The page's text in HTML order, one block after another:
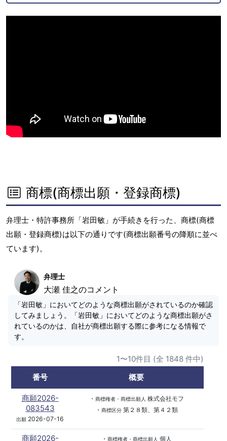
商標(商標出願・登録商標)
弁理士・特許事務所「岩田敏」が手続きを行った、商標(商標
出願・登録商標)は以下の通りです(商標出願番号の降順に並べ
ています)。
弁理士
大瀬 佳之のコメント
「岩田敏」においてどのような商標出願がされているのか確認
してみましょう。「岩田敏」においてどのような商標出願がさ
れているのかは、自社が商標出願する際に参考になる情報で
す。
1〜10件目 (全 1848 件中)
番号
概要
商願2026-
083543
出願 2026-07-16
・ 商標権者・商標出願人 株式会社モフ
・ 商標区分第２８類、第４２類
商願2026-
・ 商標権者・商標出願人 個人